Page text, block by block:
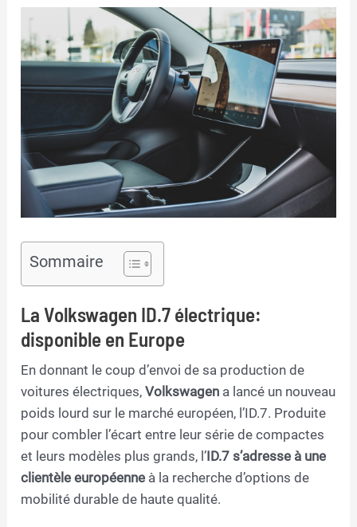
Sommaire
La Volkswagen ID.7 électrique:
disponible en Europe
En donnant le coup d’envoi de sa production de
voitures électriques,Volkswagen a lancé un nouveau
poids lourd sur le marché européen, l’ID.7. Produite
pour combler l’écart entre leur série de compactes
et leurs modèles plus grands, l’ID.7 s’adresse à une
clientèle européenne à la recherche d’options de
mobilité durable de haute qualité.